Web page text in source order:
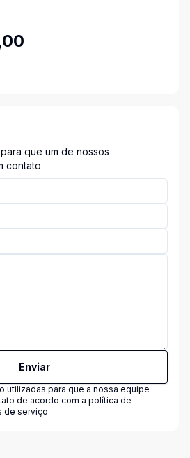
que um de nossos
contato
Enviar
utilizadas para que a nossa equipe
de acordo com a política de
de serviço